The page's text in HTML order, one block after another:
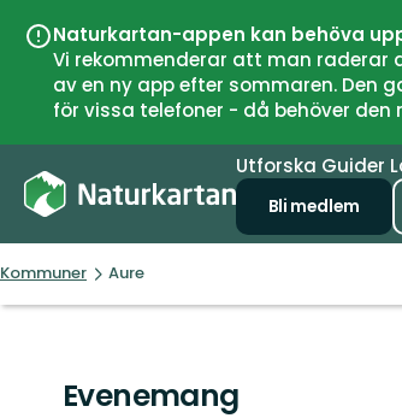
Naturkartan-appen kan behöva
Vi rekommenderar att man raderar
av en ny app efter sommaren.
för vissa telefoner - då behöver
Utforska Guider
Bli medlem
Kommuner Aure
Evenemang